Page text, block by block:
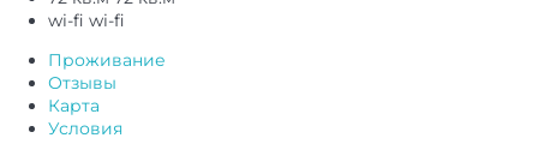
wi-fi wi-fi
Проживание
Отзывы
Карта
Условия